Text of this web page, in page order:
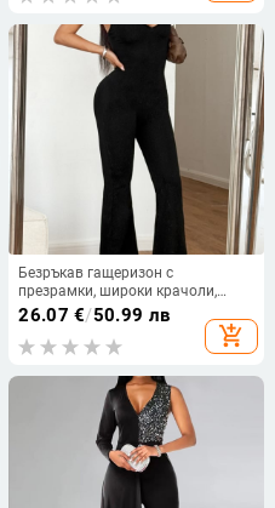
Безръкав гащеризон с
презрамки, широки крачоли,
висока талия; плетен полиестер-
спандекс, микроеластичност,
лято 2025
26.07 €/50.99 лв
add_shopping_cart